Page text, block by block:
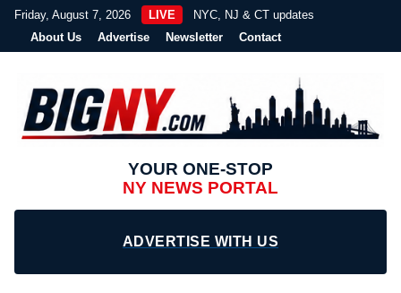
Friday, August 7, 2026 LIVE
NYC, NJ & CT updates
About Us
Advertise Newsletter Contact
YOUR ONE-STOP
NY NEWS PORTAL
ADVERTISE WITH US